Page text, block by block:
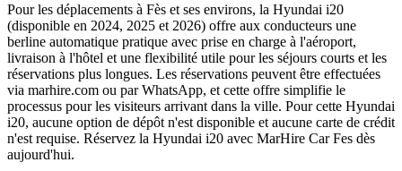
Pour les déplacements à Fès et ses environs, la Hyundai i20
(disponible en 2024, 2025 et 2026) offre aux conducteurs une
berline automatique pratique avec prise en charge à l'aéroport,
livraison à l'hôtel et une flexibilité utile pour les séjours courts et les
réservations plus longues. Les réservations peuvent être effectuées
via marhire.com ou par WhatsApp, et cette offre simplifie le
processus pour les visiteurs arrivant dans la ville. Pour cette Hyundai
i20, aucune option de dépôt n'est disponible et aucune carte de crédit
n'est requise. Réservez la Hyundai i20 avec MarHire Car Fes dès
aujourd'hui.